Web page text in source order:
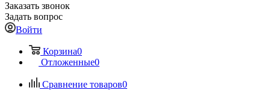
Заказать звонок
Задать вопрос
Войти
Корзина0
Отложенные0
Сравнение товаров0